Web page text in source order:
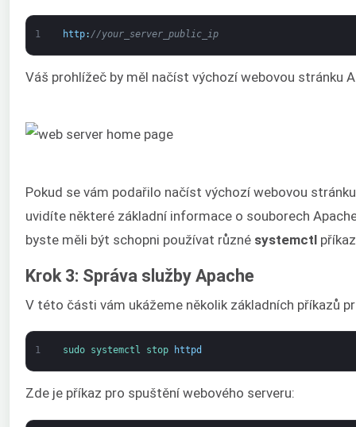
1 http: //your_server_public_ip
Váš prohlížeč by měl načíst výchozí webovou stránku
Pokud se vám podařilo načíst výchozí webovou
uvidíte některé základní informace o souborech
byste měli být schopni používat různé systemctl
Krok 3: Správa služby Apache
V této části vám ukážeme několik základních příkazů
1 sudo systemctl stop httpd
Zde je příkaz pro spuštění webového serveru: